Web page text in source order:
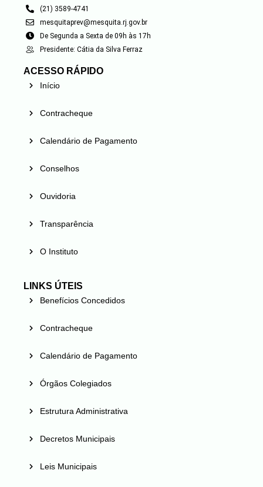
(21) 3589-4741
mesquitaprev@mesquita.rj.gov.br
De Segunda a Sexta de 09h às 17h
Presidente: Cátia da Silva Ferraz
ACESSO RÁPIDO
Início
Contracheque
Calendário de Pagamento
Conselhos
Ouvidoria
Transparência
O Instituto
LINKS ÚTEIS
Benefícios Concedidos
Contracheque
Calendário de Pagamento
Órgãos Colegiados
Estrutura Administrativa
Decretos Municipais
Leis Municipais